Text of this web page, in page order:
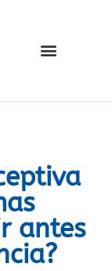
antes